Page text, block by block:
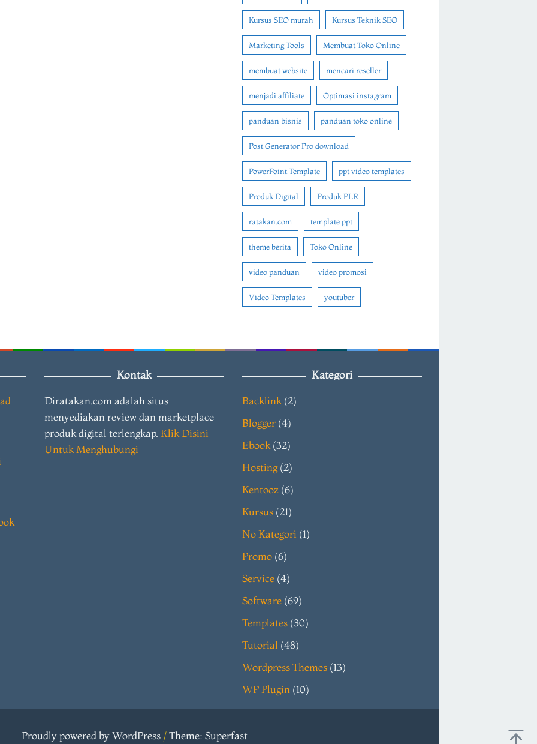
Kursus SEO murah Kursus Teknik SEO
Marketing Tools Membuat Toko Online
membuat website mencari reseller
menjadi affiliate Optimasi instagram
panduan bisnis panduan toko online
Post Generator Pro download
PowerPoint Template ppt video templates
Produk Digital Produk PLR
ratakan.com template ppt
theme berita Toko Online
video panduan video promosi
Video Templates youtuber
Kontak
Diratakan.com adalah situs
menyediakan review dan marketplace
produk digital terlengkap. Klik Disini
Untuk Menghubungi
Kategori
Backlink (2)
Blogger (4)
Ebook (32)
Hosting(2)
Kentooz (6)
Kursus (21)
No Kategori (1)
Promo (6)
Service (4)
Software (69)
Templates (30)
Tutorial (48)
Wordpress Themes (13)
WP Plugin (10)
Proudly powered by WordPress /Theme: Superfast